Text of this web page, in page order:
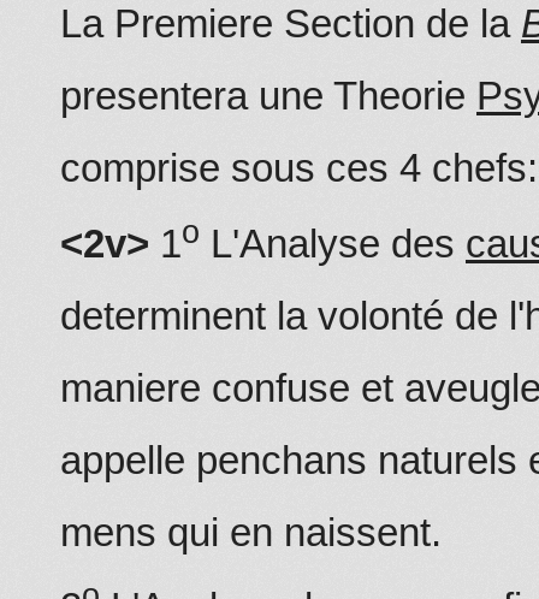
La Premiere Section de la
presentera une Theorie
comprise sous ces 4 chefs:
<2v> 1o L'Analyse des
determinent la volonté de
maniere confuse et
appelle penchans naturels
mens qui en naissent.